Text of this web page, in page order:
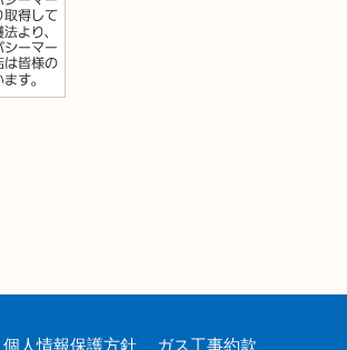
個人情報保護方針 ガス工事約款